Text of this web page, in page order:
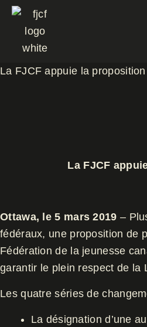
Aller
contenu
La FJCF appuie la
La FJCF
Ottawa, le 5 mars 2019 –
fédéraux, une proposition de
Fédération de la jeunesse
garantir le plein respect de la
Les quatre séries de
La désignation d’une